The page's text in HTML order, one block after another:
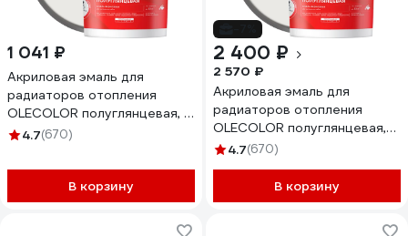
1 041 ₽
Акриловая эмаль для
радиаторов отопления
OLECOLOR полуглянцевая, 1
кг 4300007667
4.7(670)
В корзину
2 400 ₽
2 570 ₽
Акриловая эмаль для
радиаторов отопления
OLECOLOR полуглянцевая,
2.5 кг 4300007668
4.7(670)
В корзину